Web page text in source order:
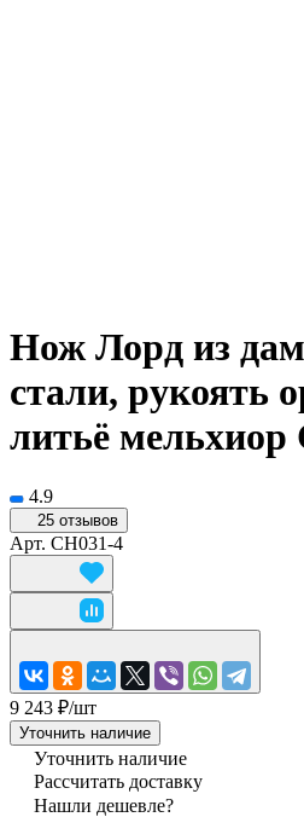
Нож Лорд из
стали, рукоять
литьё мельхиор
4.9
25 отзывов
Арт. CH031-4
9 243 ₽/шт
Уточнить наличие
Уточнить наличие
Рассчитать доставку
Нашли дешевле?